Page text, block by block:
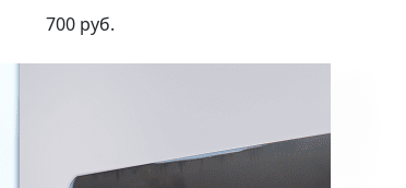
700 руб.